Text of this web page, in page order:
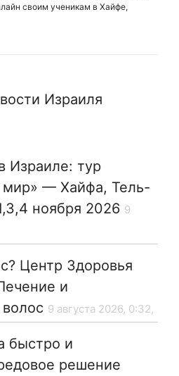
своим ученикам в Хайфе,
Израиля
Израиле: тур
мир» — Хайфа, Тель-
ноября 2026 9
Центр Здоровья
и
9 августа 2026, 0:32,
быстро и
решение